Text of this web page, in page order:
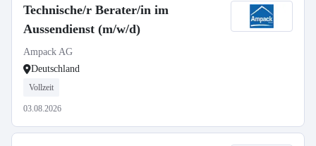
Technische/r Berater/in im
Aussendienst (m/w/d)
Ampack AG
Deutschland
Vollzeit
03.08.2026